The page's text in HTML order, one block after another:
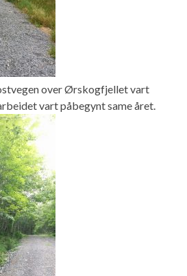
over Ørskogfjellet vart
vart påbegynt same året.